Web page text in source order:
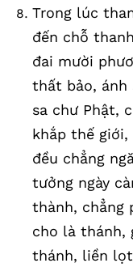
Trong lúc
đến chỗ
đai mười
thất bảo, ánh
sa chư Phật,
khắp thế
đều chẳng
tưởng ngày
thành, chẳng
cho là thánh,
thánh, liền